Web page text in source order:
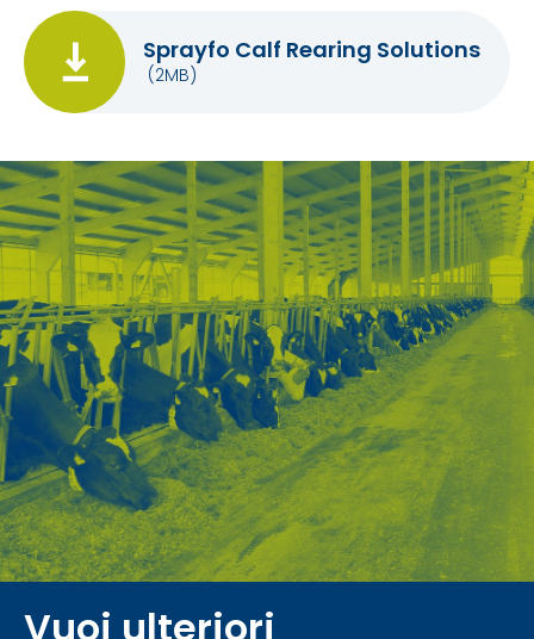
Sprayfo Calf Rearing Solutions
(2MB)
Vuoi ulteriori